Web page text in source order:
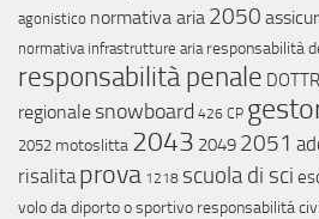
agonistico normativa aria 2050
normativa infrastrutture aria responsabilità
responsabilità penale
regionale snowboard 426 CP
2052 motoslitta 2043 2049 2051
risalita prova 1218 scuola di sci
volo da diporto o sportivo responsabilitá